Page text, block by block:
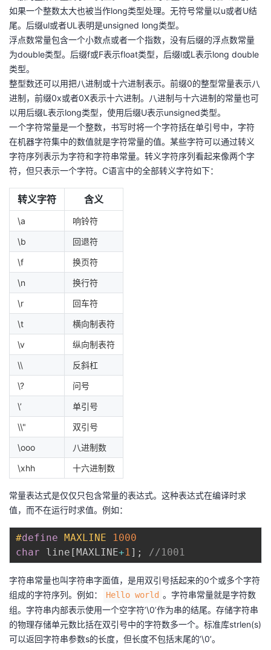
如果一个整数太大也被当作long类型处理。无符号常量以u或者U结
尾。后缀ul或者UL表明是unsigned long类型。
浮点数常量包含一个小数点或者一个指数，没有后缀的浮点数常量
为double类型。后缀f或F表示float类型，后缀l或L表示long double
类型。
整型数还可以用把八进制或十六进制表示。前缀0的整型常量表示八
进制，前缀0x或者0X表示十六进制。八进制与十六进制的常量也可
以用后缀L表示long类型，使用后缀U表示unsigned类型。
一个字符常量是一个整数，书写时将一个字符括在单引号中，字符
在机器字符集中的数值就是字符常量的值。某些字符可以通过转义
字符序列表示为字符和字符串常量。转义字符序列看起来像两个字
符，但只表示一个字符。C语言中的全部转义字符如下：
转义字符 含义
\a
响铃符
\b
回退符
\f
换页符
\n
换行符
\r
回车符
\t
横向制表符
\v
纵向制表符
\\
反斜杠
\?
问号
\’
单引号
\\"
双引号
\ooo
八进制数
\xhh
十六进制数
常量表达式是仅仅只包含常量的表达式。这种表达式在编译时求
值，而不在运行时求值。例如：
#define MAXLINE
1000
char line [MAXLINE+1 ] ; //1001
字符串常量也叫字符串字面值，是用双引号括起来的0个或多个字符
组成的字符序列。例如：
Hello world 。字符串常量就是字符数
组。字符串内部表示使用一个空字符’\0’作为串的结尾。存储字符串
的物理存储单元数比括在双引号中的字符数多一个。标准库strlen(s)
可以返回字符串参数s的长度，但长度不包括末尾的’\0’。